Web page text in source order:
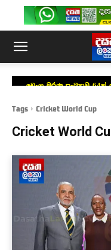
ඩෙංගු මරණ සංඛ්‍යාව
Tags Cricket World Cup
Cricket World